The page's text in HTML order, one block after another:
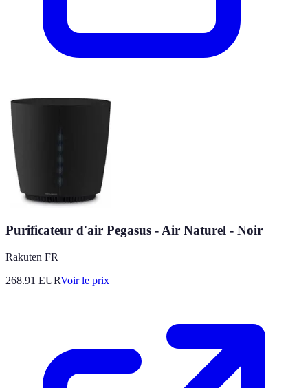
Purificateur d'air Pegasus - Air Naturel - Noir
Rakuten FR
268.91 EURVoir le prix